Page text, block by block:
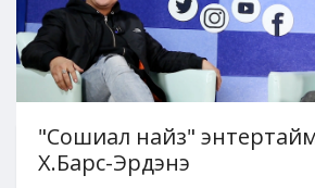
"Сошиал найз"
Х.Барс-Эрдэнэ